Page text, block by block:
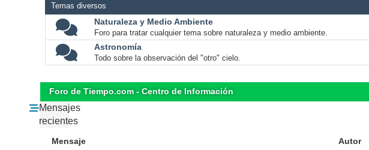
Temas diversos
Naturaleza y Medio Ambiente
Foro para tratar cualquier tema sobre naturaleza y medio ambiente.
Astronomía
Todo sobre la observación del "otro" cielo.
Foro de Tiempo.com - Centro de Información
Mensajes
recientes
Mensaje Autor